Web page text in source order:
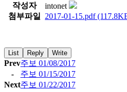
작성자
intonet
첨부파일
2017-01-15.pdf
List Reply Write
Prev주보 01/08/2017
-
주보 01/15/2017
Next주보 01/22/2017